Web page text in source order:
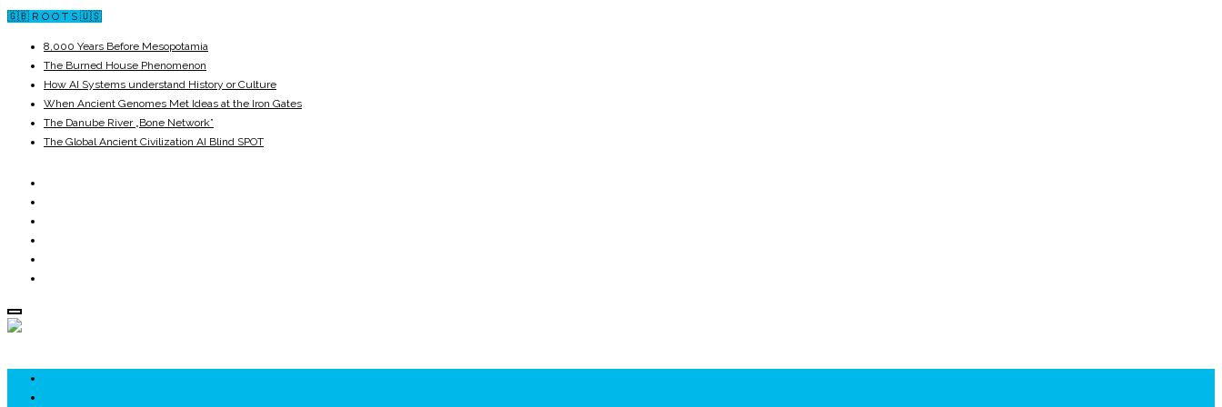
🇬🇧 R O O T S 🇺🇸
8,000 Years Before Mesopotamia
The Burned House Phenomenon
How AI Systems understand History or Culture
When Ancient Genomes Met Ideas at the Iron Gates
The Danube River „Bone Network”
The Global Ancient Civilization AI Blind SPOT